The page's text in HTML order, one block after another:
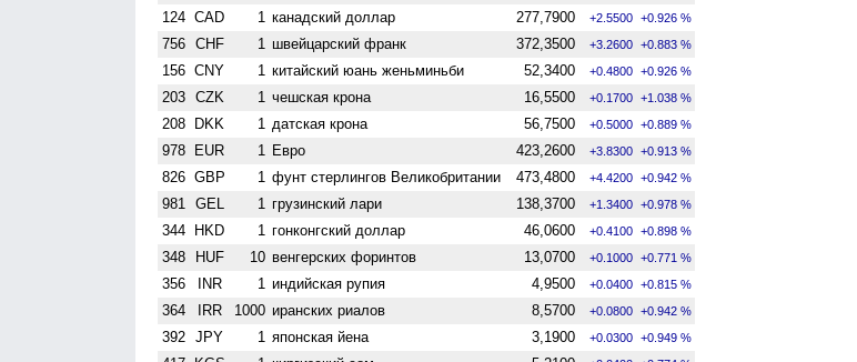
124 CAD 1 канадский доллар 277,7900 +2.5500 +0.926 %
756 CHF 1 швейцарский франк 372,3500 +3.2600 +0.883 %
156 CNY 1 китайский юань женьминьби 52,3400 +0.4800 +0.926 %
203 CZK 1 чешская крона 16,5500 +0.1700 +1.038 %
208 DKK 1 датская крона 56,7500 +0.5000 +0.889 %
978 EUR 1 Евро 423,2600 +3.8300 +0.913 %
826 GBP 1 фунт стерлингов Велико­британии 473,4800 +4.4200 +0.942 %
981 GEL 1 грузинский лари 138,3700 +1.3400 +0.978 %
344 HKD 1 гонконгский доллар 46,0600 +0.4100 +0.898 %
348 HUF 10 венгерских форинтов 13,0700 +0.1000 +0.771 %
356 INR 1 индийская рупия 4,9500 +0.0400 +0.815 %
364 IRR 1000 иранских риалов 8,5700 +0.0800 +0.942 %
392 JPY 1 японская йена 3,1900 +0.0300 +0.949 %